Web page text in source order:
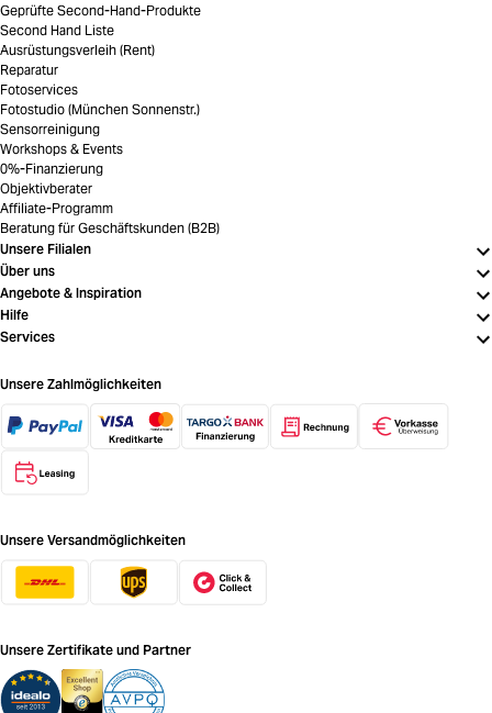
Geprüfte Second-Hand-Produkte
Second Hand Liste
Ausrüstungsverleih (Rent)
Reparatur
Fotoservices
Fotostudio (München Sonnenstr.)
Sensorreinigung
Workshops & Events
0%-Finanzierung
Objektivberater
Affiliate-Programm
Beratung für Geschäftskunden (B2B)
Unsere Filialen
Über uns
Angebote & Inspiration
Hilfe
Services
Unsere Zahlmöglichkeiten
Unsere Versandmöglichkeiten
Unsere Zertifikate und Partner